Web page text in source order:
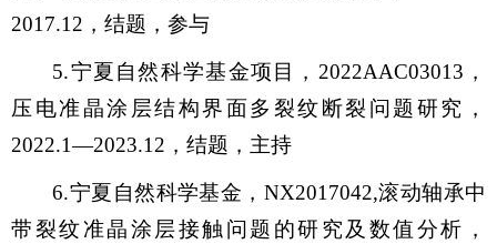
2017.12，结题，参与
5.宁夏自然科学基金项目，2022AAC03013，
压电准晶涂层结构界面多裂纹断裂问题研究，
2022.1—2023.12，结题，主持
6.宁夏自然科学基金，NX2017042,滚动轴承中
带裂纹准晶涂层接触问题的研究及数值分析，